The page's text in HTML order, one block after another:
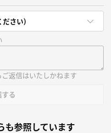
ださい)
返信はいたしかねます
する
も参照しています